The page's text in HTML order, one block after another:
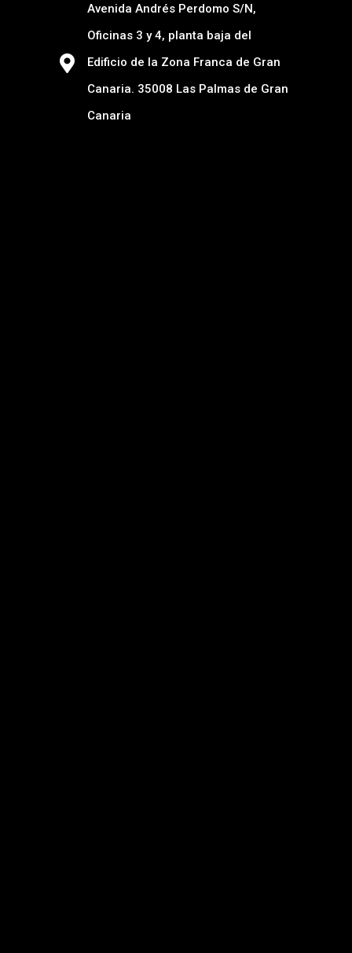
Avenida Andrés Perdomo S/N,
Oficinas 3 y 4, planta baja del
Edificio de la Zona Franca de Gran
Canaria. 35008 Las Palmas de Gran
Canaria